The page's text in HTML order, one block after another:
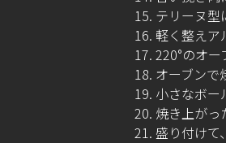
テリーヌ型
軽く整えア
220°のオー
オーブンで
小さなボー
焼き上がっ
盛り付けて